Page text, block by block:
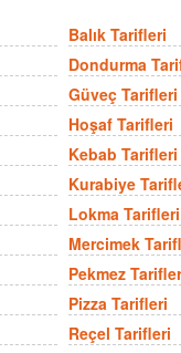
Balık Tarifleri
Dondurma
Güveç Tarifleri
Hoşaf Tarifleri
Kebab Tarifleri
Kurabiye
Lokma Tarifleri
Mercimek
Pekmez
Pizza Tarifleri
Reçel Tarifleri